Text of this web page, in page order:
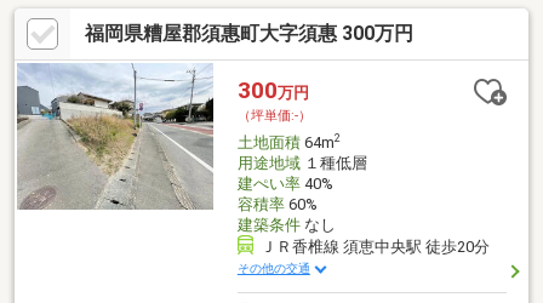
条件なしです！物件購入には、様々な不安がつきものです。お客
様の人生設計に寄り添って、全力でサポートさせていだきます。
福岡県糟屋郡須惠町大字須惠 300万円
300万円
（坪単価:-）
土地面積64m2
用途地域１種低層
建ぺい率40%
容積率60%
建築条件なし
ＪＲ香椎線 須恵中央駅 徒歩20分
その他の交通